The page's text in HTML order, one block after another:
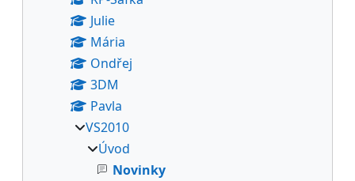
Julie
Mária
Ondřej
3DM
Pavla
VS2010
Úvod
Novinky